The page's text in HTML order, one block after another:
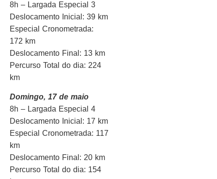
8h – Largada Especial 3
Deslocamento Inicial: 39 km
Especial Cronometrada:
172 km
Deslocamento Final: 13 km
Percurso Total do dia: 224
km
Domingo, 17 de maio
8h – Largada Especial 4
Deslocamento Inicial: 17 km
Especial Cronometrada: 117
km
Deslocamento Final: 20 km
Percurso Total do dia: 154